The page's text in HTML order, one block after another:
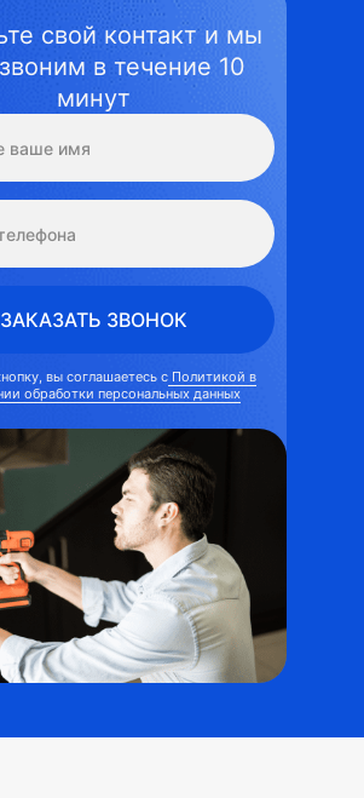
свой контакт и мы
в течение 10
минут
вы соглашаетесь с Политикой в
обработки персональных данных
ЗАКАЗАТЬ ЗВОНОК